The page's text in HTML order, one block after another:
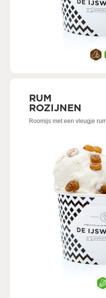
RUM
ROZIJNEN
Roomijs met een vleugje